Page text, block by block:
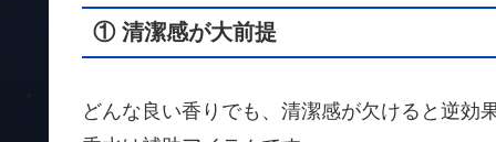
① 清潔感が大前提
どんな良い香りでも、清潔感が欠けると逆効